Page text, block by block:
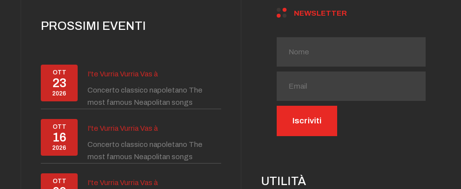
PROSSIMI EVENTI
OTT
23
2026
I'te Vurria Vurria Vas à
Concerto classico napoletano The
most famous Neapolitan songs
OTT
16
2026
I'te Vurria Vurria Vas à
Concerto classico napoletano The
most famous Neapolitan songs
OTT I'te Vurria Vurria Vas à
NEWSLETTER
UTILITÀ